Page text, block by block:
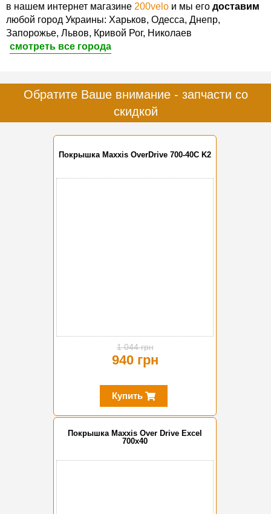
в нашем интернет магазине 200velo и мы его доставим
любой город Украины: Харьков, Одесса, Днепр,
Запорожье, Львов, Кривой Рог, Николаев
смотреть все города
Обратите Ваше внимание - запчасти со
скидкой
Покрышка Maxxis OverDrive 700-40C K2
1 044 грн
940 грн
Купить
Покрышка Maxxis Over Drive Excel
700x40